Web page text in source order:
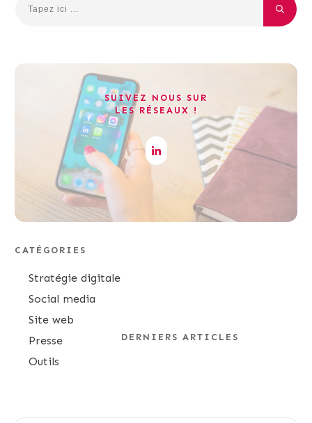
SUIVEZ NOUS SUR
LES RÉSEAUX !
CATÉGORIES
Stratégie digitale
Social media
Site web
Presse
Outils
DERNIERS ARTICLES